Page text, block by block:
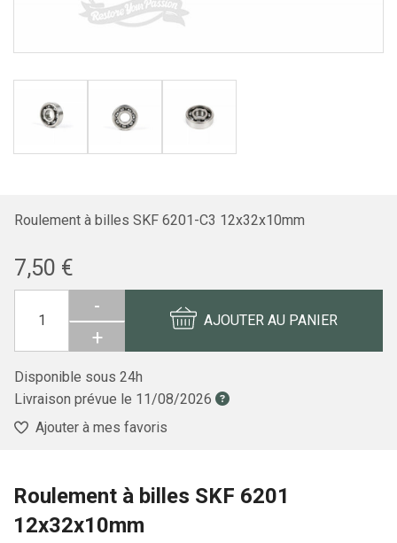
Roulement à billes SKF 6201-C3 12x32x10mm
7,50 €
-
+
AJOUTER AU PANIER
Disponible sous 24h
Livraison prévue le 11/08/2026
Ajouter à mes favoris
Roulement à billes SKF 6201
12x32x10mm